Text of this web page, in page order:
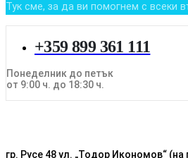
Тук сме, за да ви помогнем с всеки
+359 899 361 111
Понеделник до петък
от 9:00 ч. до 18:30 ч.
гр. Русе 48 ул. „Тодор Икономов“